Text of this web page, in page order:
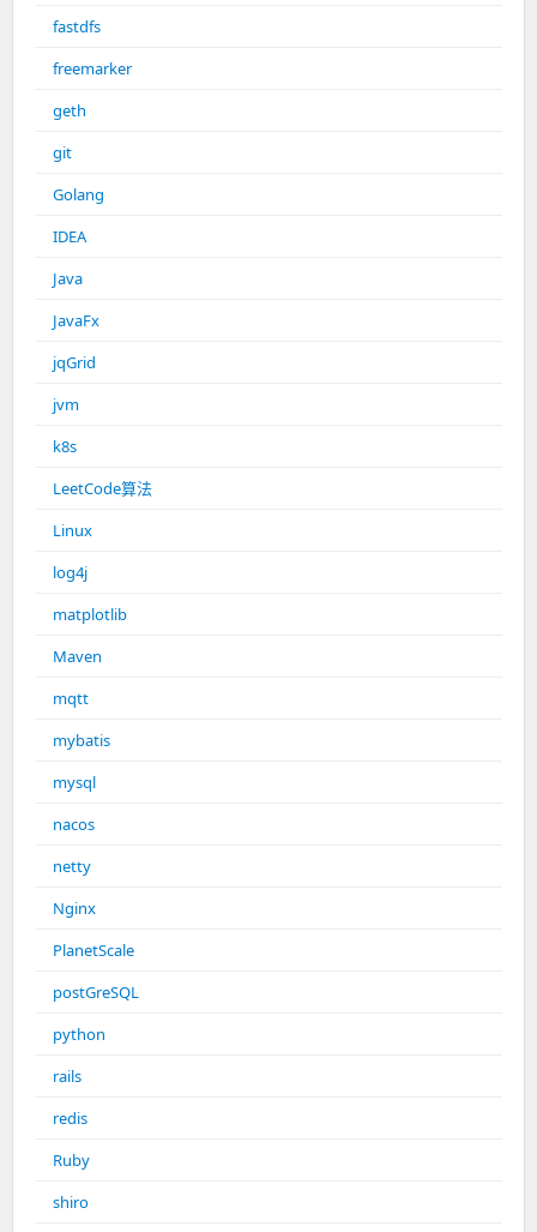
fastdfs
freemarker
geth
git
Golang
IDEA
Java
JavaFx
jqGrid
jvm
k8s
LeetCode算法
Linux
log4j
matplotlib
Maven
mqtt
mybatis
mysql
nacos
netty
Nginx
PlanetScale
postGreSQL
python
rails
redis
Ruby
shiro